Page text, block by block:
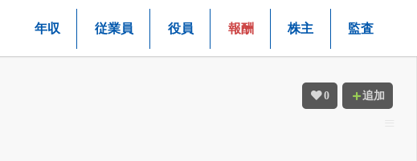
年収 従業員 役員 報酬 株主 監査
0 追加